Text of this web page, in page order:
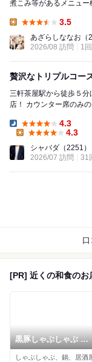
煮こみ等があるメニュー構成だが トリプルという半
3.5
あざらしななお
2026/08 訪問
1回
贅沢なトリプルコー
三軒茶屋駅から徒歩５分ほどにあ
店！ カウンター席のみのこじんまりとした店内！ いつもは、チャーハン
Dinner:
4.3
4.3
シャバダ （2251）
2026/07 訪問
31
口
[PR] 近くの和食のお
黒豚しゃぶしゃぶ あ
じと 三軒茶屋店
しゃぶしゃぶ、鍋、居酒